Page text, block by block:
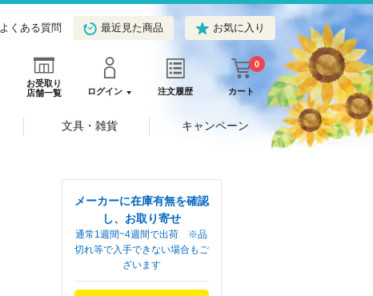
よくある質問 最近見た商品 お気に入り
お受取り
店舗一覧
ログイン 注文履歴 カート
0
文具・雑貨 キャンペーン
メーカーに在庫有無を確認
し、お取り寄せ
通常1週間~4週間で出荷 ※品
切れ等で入手できない場合もご
ざいます